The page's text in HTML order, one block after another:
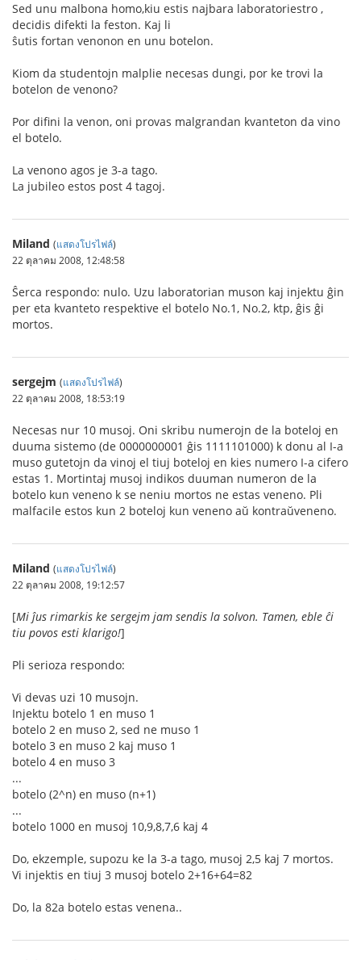
Sed unu malbona homo,kiu estis najbara laboratoriestro ,
decidis difekti la feston. Kaj li
ŝutis fortan venonon en unu botelon.
Kiom da studentojn malplie necesas dungi, por ke trovi la
botelon de venono?
Por difini la venon, oni provas malgrandan kvanteton da vino
el botelo.
La venono agos je 3-a tago.
La jubileo estos post 4 tagoj.
Miland (แสดงโปรไฟล์)
22 ตุลาคม 2008, 12:48:58
Ŝerca respondo: nulo. Uzu laboratorian muson kaj injektu ĝin
per eta kvanteto respektive el botelo No.1, No.2, ktp, ĝis ĝi
mortos.
sergejm (แสดงโปรไฟล์)
22 ตุลาคม 2008, 18:53:19
Necesas nur 10 musoj. Oni skribu numerojn de la boteloj en
duuma sistemo (de 0000000001 ĝis 1111101000) k donu al I-a
muso gutetojn da vinoj el tiuj boteloj en kies numero I-a cifero
estas 1. Mortintaj musoj indikos duuman numeron de la
botelo kun veneno k se neniu mortos ne estas veneno. Pli
malfacile estos kun 2 boteloj kun veneno aŭ kontraŭveneno.
Miland (แสดงโปรไฟล์)
22 ตุลาคม 2008, 19:12:57
[Mi ĵus rimarkis ke sergejm jam sendis la solvon. Tamen, eble ĉi
tiu povos esti klarigo!]
Pli serioza respondo:
Vi devas uzi 10 musojn.
Injektu botelo 1 en muso 1
botelo 2 en muso 2, sed ne muso 1
botelo 3 en muso 2 kaj muso 1
botelo 4 en muso 3
...
botelo (2^n) en muso (n+1)
...
botelo 1000 en musoj 10,9,8,7,6 kaj 4
Do, ekzemple, supozu ke la 3-a tago, musoj 2,5 kaj 7 mortos.
Vi injektis en tiuj 3 musoj botelo 2+16+64=82
Do, la 82a botelo estas venena..